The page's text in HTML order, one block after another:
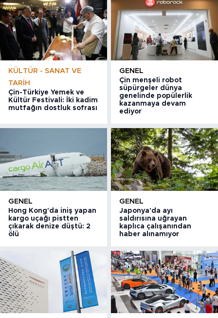
KÜLTÜR - SANAT VE
TARIH
Çin-Türkiye Yemek ve
Kültür Festivali: İki kadim
mutfağın dostluk sofrası
GENEL
Çin menşeli robot
süpürgeler dünya
genelinde popülerlik
kazanmaya devam
ediyor
GENEL
Hong Kong'da iniş yapan
kargo uçağı pistten
çıkarak denize düştü: 2
ölü
GENEL
Japonya'da ayı
saldırısına uğrayan
kaplıca çalışanından
haber alınamıyor